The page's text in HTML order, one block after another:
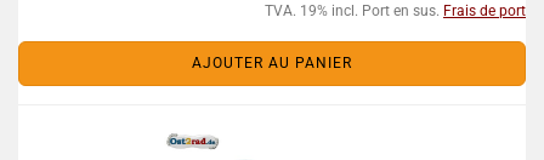
TVA. 19% incl. Port en sus. Frais de port
AJOUTER AU PANIER